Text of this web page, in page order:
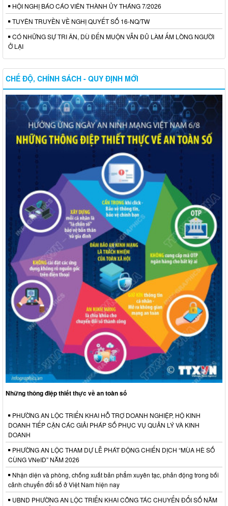
HỘI NGHỊ BÁO CÁO VIÊN THÀNH ỦY THÁNG 7/2026
TUYÊN TRUYỀN VỀ NGHỊ QUYẾT SỐ 16-NQ/TW
CÓ NHỮNG SỰ TRI ÂN, DÙ ĐẾN MUỘN VẪN ĐỦ LÀM ẤM LÒNG NGƯỜI
Ở LẠI
CHẾ ĐỘ, CHÍNH SÁCH - QUY ĐỊNH MỚI
Những thông điệp thiết thực về an toàn số
PHƯỜNG AN LỘC TRIỂN KHAI HỖ TRỢ DOANH NGHIỆP, HỘ KINH
DOANH TIẾP CẬN CÁC GIẢI PHÁP SỐ PHỤC VỤ QUẢN LÝ VÀ KINH
DOANH
PHƯỜNG AN LỘC THAM DỰ LỄ PHÁT ĐỘNG CHIẾN DỊCH “MÙA HÈ SỐ
CÙNG VNeID” NĂM 2026
Nhận diện và phòng, chống xuất bản phẩm xuyên tạc, phản động trong bối
cảnh chuyển đổi số ở Việt Nam hiện nay
UBND PHƯỜNG AN LỘC TRIỂN KHAI CÔNG TÁC CHUYỂN ĐỔI SỐ NĂM